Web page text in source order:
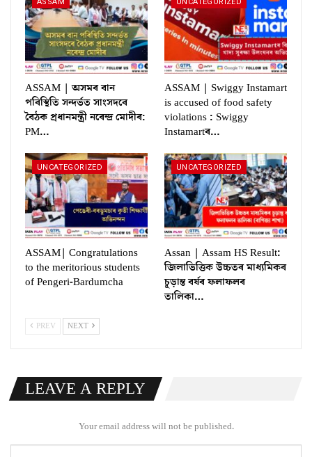
ASSAM
ASSAM | অসমৰ বান
পৰিস্থিতি সন্দৰ্ভত সাংসদৰে
বৈঠক প্ৰধানমন্ত্ৰী নৰেন্দ্ৰ মোদীৰ:
PM…
UNCATEGORIZED
ASSAM | Swiggy Instamart
is accused of food safety
violations : Swiggy
Instamartৰ…
UNCATEGORIZED
ASSAM| Congratulations
to the meritorious students
of Pengeri-Bardumcha
UNCATEGORIZED
Assan | Assam HS Result:
জিলাভিত্তিক উচ্চতৰ মাধ্যমিকৰ
চূড়ান্ত বৰ্ষৰ ফলাফলৰ
তালিকা…
PREV NEXT
LEAVE A REPLY
Your email address will not be published.